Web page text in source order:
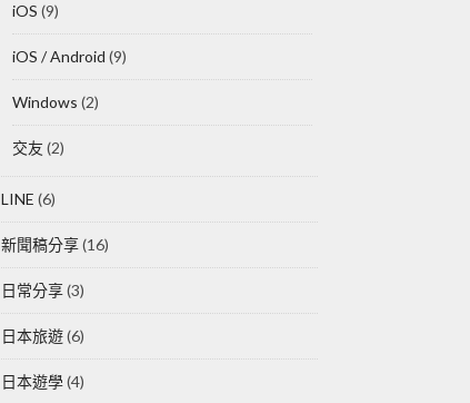
iOS (9)
iOS / Android (9)
Windows (2)
交友 (2)
LINE (6)
新聞稿分享(16)
日常分享(3)
日本旅遊(6)
日本遊學(4)